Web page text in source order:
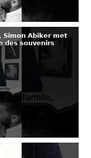
𝗦𝗶𝗺𝗼𝗻 𝗔𝗯𝗶𝗸𝗲𝗿 𝗺𝗲𝘁
𝗱𝗲𝘀 𝘀𝗼𝘂𝘃𝗲𝗻𝗶𝗿𝘀